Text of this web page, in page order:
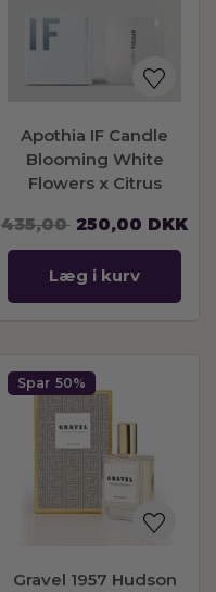
Apothia IF Candle
Blooming White
Flowers x Citrus
435,00 250,00 DKK
Læg i kurv
Spar 50%
Gravel 1957 Hudson